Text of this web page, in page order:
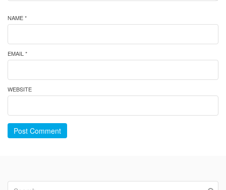
NAME *
EMAIL *
WEBSITE
Post Comment